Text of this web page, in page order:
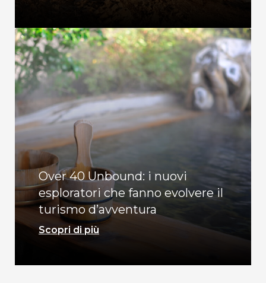
Over 40 Unbound: i nuovi
esploratori che fanno evolvere il
turismo d’avventura
Scopri di più